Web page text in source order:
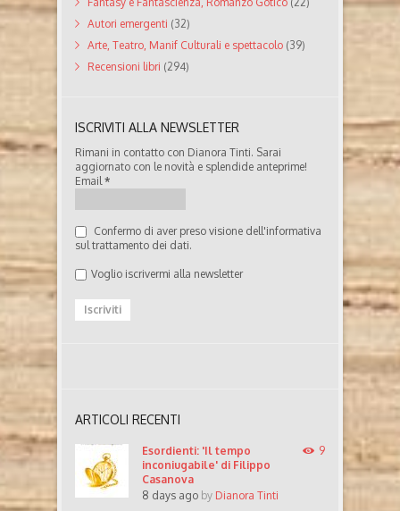
Autori emergenti (32)
Arte, Teatro, Manif Culturali e spettacolo (39)
Recensioni libri (294)
ISCRIVITI ALLA NEWSLETTER
Rimani in contatto con Dianora Tinti. Sarai
aggiornato con le novità e splendide anteprime!
Email*
Confermo di aver preso visione dell'informativa
sul trattamento dei dati.
Voglio iscrivermi alla newsletter
ARTICOLI RECENTI
Esordienti: 'Il tempo
inconiugabile' di Filippo
Casanova
8 days ago by Dianora Tinti
9